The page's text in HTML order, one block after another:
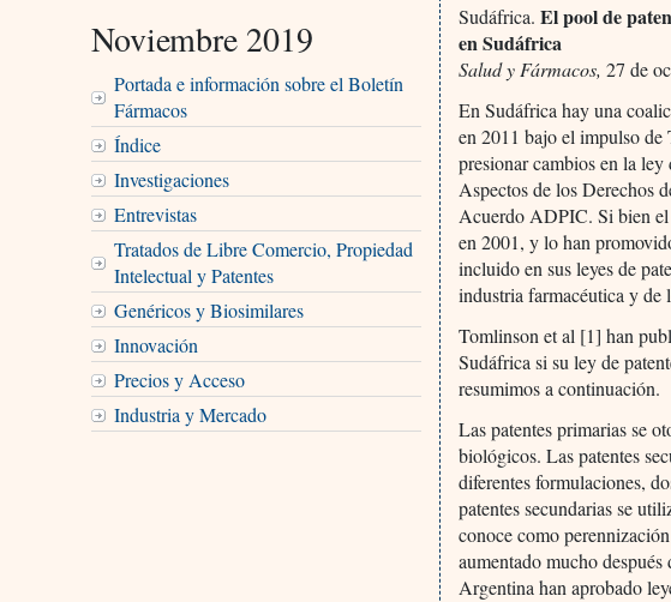
Noviembre 2019
Portada e información sobre el Boletín
Fármacos
Índice
Investigaciones
Entrevistas
Tratados de Libre Comercio, Propiedad
Intelectual y Patentes
Genéricos y Biosimilares
Innovación
Precios y Acceso
Industria y Mercado
Sudáfrica. El pool de
en Sudáfrica
Salud y Fármacos, 27 de
En Sudáfrica hay una
en 2011 bajo el impulso
presionar cambios en la
Aspectos de los Derechos
Acuerdo ADPIC. Si bien el
en 2001, y lo han
incluido en sus leyes de
industria farmacéutica y de
Tomlinson et al [1] han
Sudáfrica si su ley de
resumimos a continuación.
Las patentes primarias se
biológicos. Las patentes
diferentes formulaciones,
patentes secundarias se
conoce como
aumentado mucho
Argentina han aprobado